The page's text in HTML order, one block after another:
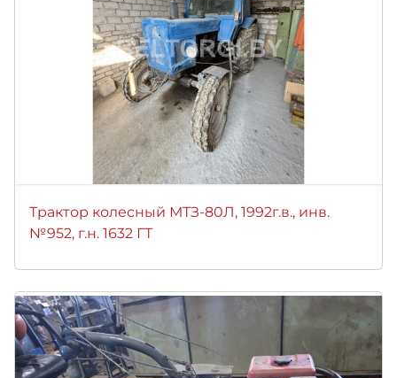
Трактор колесный МТЗ-80Л, 1992г.в., инв.
№952, г.н. 1632 ГТ